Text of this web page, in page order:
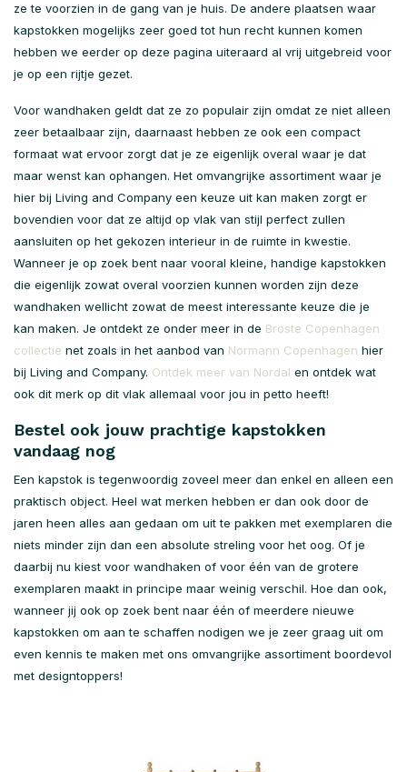
ze te voorzien in de gang van je huis. De andere plaatsen waar
kapstokken mogelijks zeer goed tot hun recht kunnen komen
hebben we eerder op deze pagina uiteraard al vrij uitgebreid voor
je op een rijtje gezet.
Voor wandhaken geldt dat ze zo populair zijn omdat ze niet alleen
zeer betaalbaar zijn, daarnaast hebben ze ook een compact
formaat wat ervoor zorgt dat je ze eigenlijk overal waar je dat
maar wenst kan ophangen. Het omvangrijke assortiment waar je
hier bij Living and Company een keuze uit kan maken zorgt er
bovendien voor dat ze altijd op vlak van stijl perfect zullen
aansluiten op het gekozen interieur in de ruimte in kwestie.
Wanneer je op zoek bent naar vooral kleine, handige kapstokken
die eigenlijk zowat overal voorzien kunnen worden zijn deze
wandhaken wellicht zowat de meest interessante keuze die je
kan maken. Je ontdekt ze onder meer in de Broste Copenhagen
collectie net zoals in het aanbod van Normann Copenhagen hier
bij Living and Company. Ontdek meer van Nordal en ontdek wat
ook dit merk op dit vlak allemaal voor jou in petto heeft!
Bestel ook jouw prachtige kapstokken
vandaag nog
Een kapstok is tegenwoordig zoveel meer dan enkel en alleen een
praktisch object. Heel wat merken hebben er dan ook door de
jaren heen alles aan gedaan om uit te pakken met exemplaren die
niets minder zijn dan een absolute streling voor het oog. Of je
daarbij nu kiest voor wandhaken of voor één van de grotere
exemplaren maakt in principe maar weinig verschil. Hoe dan ook,
wanneer jij ook op zoek bent naar één of meerdere nieuwe
kapstokken om aan te schaffen nodigen we je zeer graag uit om
even kennis te maken met ons omvangrijke assortiment boordevol
met designtoppers!